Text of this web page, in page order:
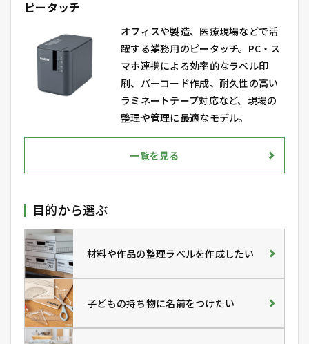
ピータッチ
オフィスや製造、医療現場などで活
躍する業務用のピータッチ。PC・ス
マホ連携による効率的なラベル印
刷、バーコード作成、耐久性の高い
ラミネートテープ対応など、現場の
整理や管理に最適なモデル。
一覧を見る
目的から選ぶ
材料や作品の整理ラベルを作成したい
子どもの持ち物に名前をつけたい